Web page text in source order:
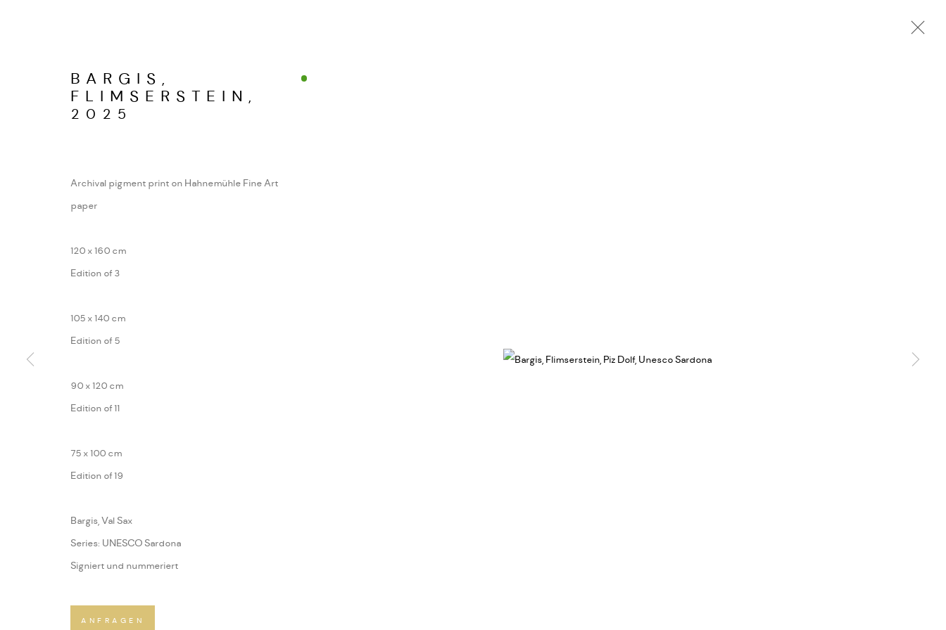
COPYRIGHT GAUDENZ DANUSER
BARGIS,
FLIMSERSTEIN ,
2025
Archival pigment print on Hahnemühle Fine Art
paper
120 x 160 cm
Edition of 3
105 x 140 cm
Edition of 5
90 x 120 cm
Edition of 11
75 x 100 cm
Edition of 19
Bargis, Val Sax
Series: UNESCO Sardona
Signiert und nummeriert
ANFRAGEN